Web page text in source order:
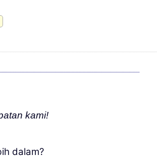
kami!
dalam?